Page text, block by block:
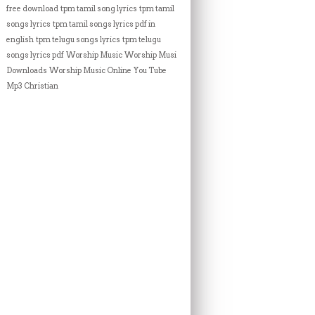
free download tpm tamil song lyrics tpm tamil
songs lyrics tpm tamil songs lyrics pdf in
english tpm telugu songs lyrics tpm telugu
songs lyrics pdf Worship Music Worship Music
Downloads Worship Music Online You Tube
Mp3 Christian